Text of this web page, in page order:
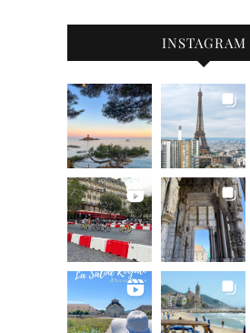
INSTAGRAM